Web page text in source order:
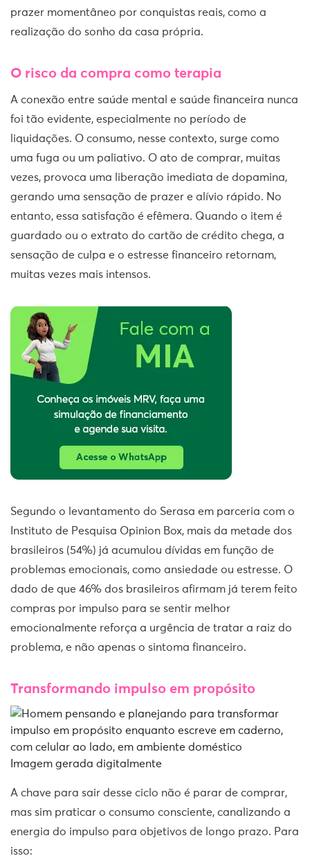
prazer momentâneo por conquistas reais, como a
realização do sonho da casa própria.
O risco da compra como terapia
A conexão entre saúde mental e saúde financeira nunca
foi tão evidente, especialmente no período de
liquidações. O consumo, nesse contexto, surge como
uma fuga ou um paliativo. O ato de comprar, muitas
vezes, provoca uma liberação imediata de dopamina,
gerando uma sensação de prazer e alívio rápido. No
entanto, essa satisfação é efêmera. Quando o item é
guardado ou o extrato do cartão de crédito chega, a
sensação de culpa e o estresse financeiro retornam,
muitas vezes mais intensos.
Segundo o levantamento do Serasa em parceria com o
Instituto de Pesquisa Opinion Box, mais da metade dos
brasileiros (54%) já acumulou dívidas em função de
problemas emocionais, como ansiedade ou estresse. O
dado de que 46% dos brasileiros afirmam já terem feito
compras por impulso para se sentir melhor
emocionalmente reforça a urgência de tratar a raiz do
problema, e não apenas o sintoma financeiro.
Transformando impulso em propósito
Imagem gerada digitalmente
A chave para sair desse ciclo não é parar de comprar,
mas sim praticar o consumo consciente, canalizando a
energia do impulso para objetivos de longo prazo. Para
isso: